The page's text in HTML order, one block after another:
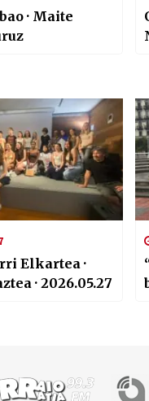
· Maite
Elkartea ·
· 2026.05.27